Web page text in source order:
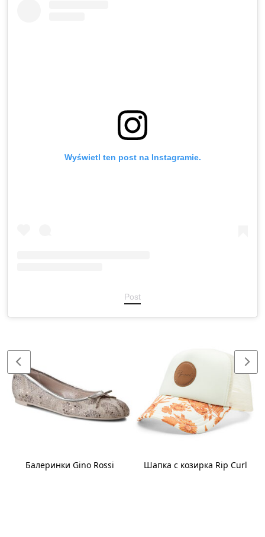
Wyświetl ten post na Instagramie.
Post
Балеринки Gino Rossi Шапка с козирка Rip Curl